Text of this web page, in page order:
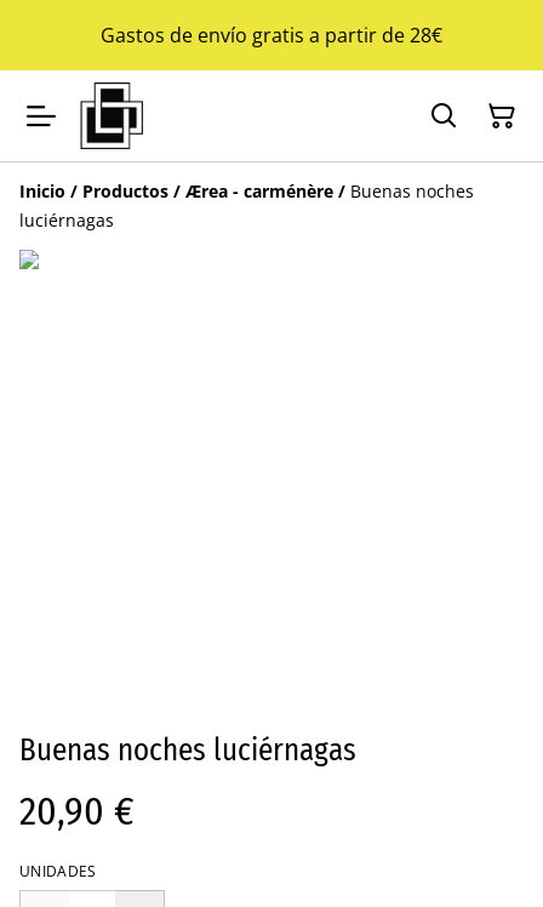
Gastos de envío gratis a partir de 28€
Inicio / Productos / Ærea - carménère / Buenas noches
luciérnagas
Buenas noches luciérnagas
20,90 €
UNIDADES